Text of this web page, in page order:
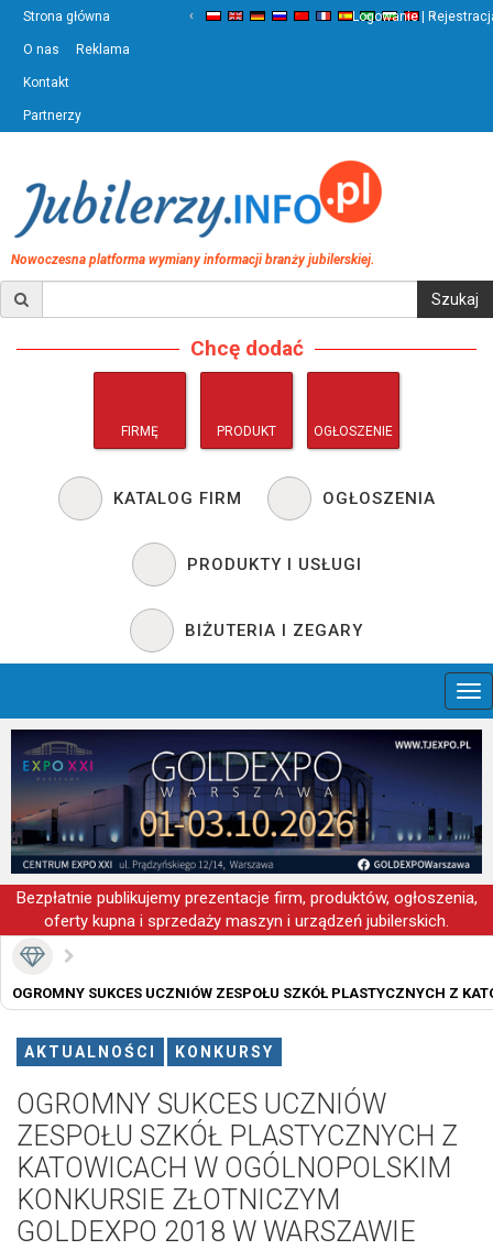
Strona główna
O nas Reklama
Kontakt
Partnerzy
‹ ›
Logowanie |
Nowoczesna platforma wymiany informacji branży jubilerskiej.
Chcę dodać
FIRMĘ PRODUKT OGŁOSZENIE
KATALOG FIRM OGŁOSZENIA
PRODUKTY I USŁUGI
BIŻUTERIA I ZEGARY
Bezpłatnie publikujemy prezentacje firm, produktów, ogłoszenia,
oferty kupna i sprzedaży maszyn i urządzeń jubilerskich.
OGROMNY SUKCES UCZNIÓW ZESPOŁU SZKÓŁ PLASTYCZNYCH Z
AKTUALNOŚCI KONKURSY
OGROMNY SUKCES UCZNIÓW
ZESPOŁU SZKÓŁ PLASTYCZNYCH Z
KATOWICACH W OGÓLNOPOLSKIM
KONKURSIE ZŁOTNICZYM
GOLDEXPO 2018 W WARSZAWIE